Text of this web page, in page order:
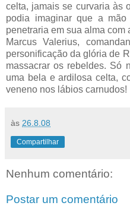
celta, jamais se curvaria às
podia imaginar que a
penetraria em sua alma com
Marcus Valerius,
personificação da glória de
massacrar os rebeldes. Só
uma bela e ardilosa celta,
veneno nos lábios carnudos!
às 26.8.08
Compartilhar
Nenhum comentário:
Postar um comentário